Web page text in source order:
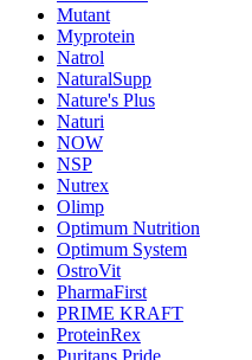
Mutant
Myprotein
Natrol
NaturalSupp
Nature's Plus
Naturi
NOW
NSP
Nutrex
Olimp
Optimum Nutrition
Optimum System
OstroVit
PharmaFirst
PRIME KRAFT
ProteinRex
Puritans Pride